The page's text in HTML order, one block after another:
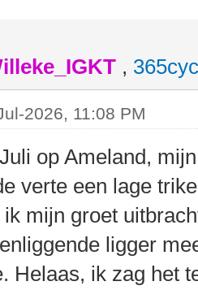
,
2026, 11:08 PM
op Ameland,
verte een lage
ik mijn groet
ligger
Helaas, ik zag het